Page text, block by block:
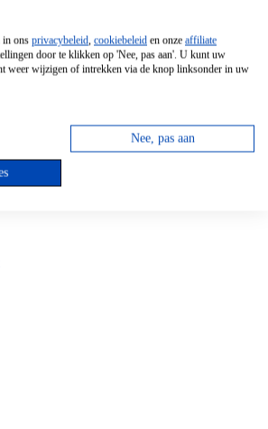
Kookplaat
in ons privacybeleid, cookiebeleid en onze affiliate
door te klikken op 'Nee, pas aan'. U kunt uw
weer wijzigen of intrekken via de knop linksonder in uw
Nee, pas aan